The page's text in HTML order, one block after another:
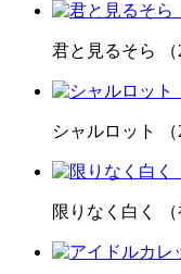
君と見るそら （
シャルロット （
限りなく白く （